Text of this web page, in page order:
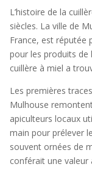
L’histoire de la
siècles. La ville de
France, est réputée
pour les produits de
cuillère à miel a
Les premières
Mulhouse
apiculteurs locaux
main pour prélever
souvent ornées de
conférait une valeur